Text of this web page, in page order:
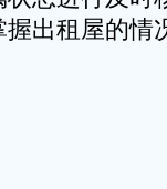
出租屋的情